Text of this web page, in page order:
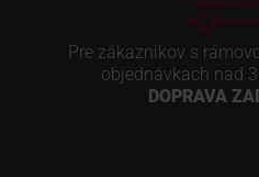
Pre zákazníkov s
objednávkach nad
DOPRAVA